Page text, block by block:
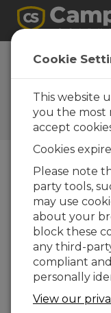
Foire Aux
Questions
posées au
produits et de
What needs
existing
with a new
They are
no changes are
Cookie
This website
you the most
accept
Cookies
Please note
party tools,
may use
about your
block these
any third-
compliant
personally
View our